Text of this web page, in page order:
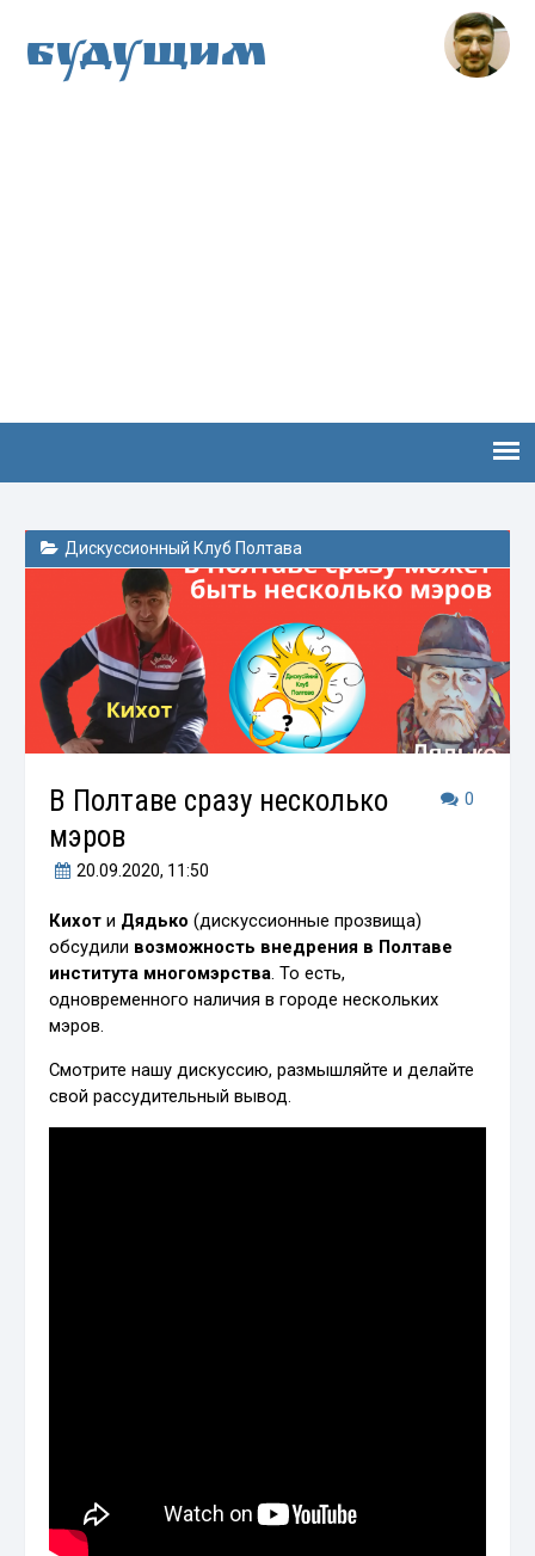
Будущим
Дискуссионный Клуб Полтава
0
В Полтаве сразу несколько
мэров
20.09.2020, 11:50
Кихот и Дядько (дискуссионные прозвища)
обсудили возможность внедрения в Полтаве
института многомэрства. То есть,
одновременного наличия в городе нескольких
мэров.
Смотрите нашу дискуссию, размышляйте и делайте
свой рассудительный вывод.